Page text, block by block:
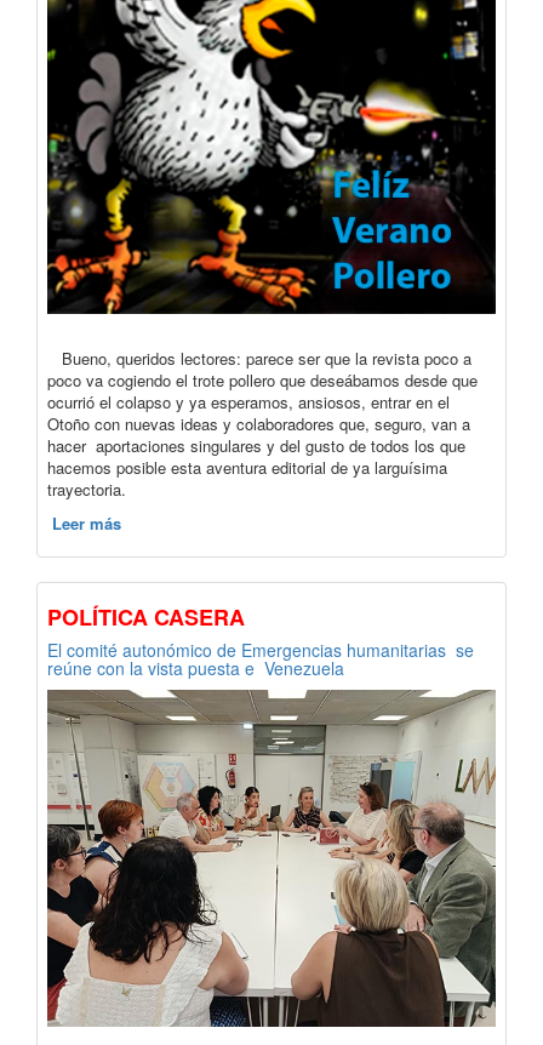
Bueno, queridos lectores: parece ser que la revista poco a
poco va cogiendo el trote pollero que deseábamos desde que
ocurrió el colapso y ya esperamos, ansiosos, entrar en el
Otoño con nuevas ideas y colaboradores que, seguro, van a
hacer aportaciones singulares y del gusto de todos los que
hacemos posible esta aventura editorial de ya larguísima
trayectoria.
Leer más
POLÍTICA CASERA
El comité autonómico de Emergencias humanitarias se
reúne con la vista puesta e Venezuela